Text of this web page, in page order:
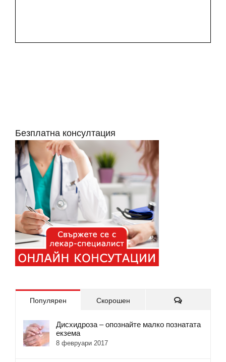
Безплатна консултация
Популярен Скорошен Коментари
Дисхидроза – опознайте малко познатата
екзема
8 февруари 2017